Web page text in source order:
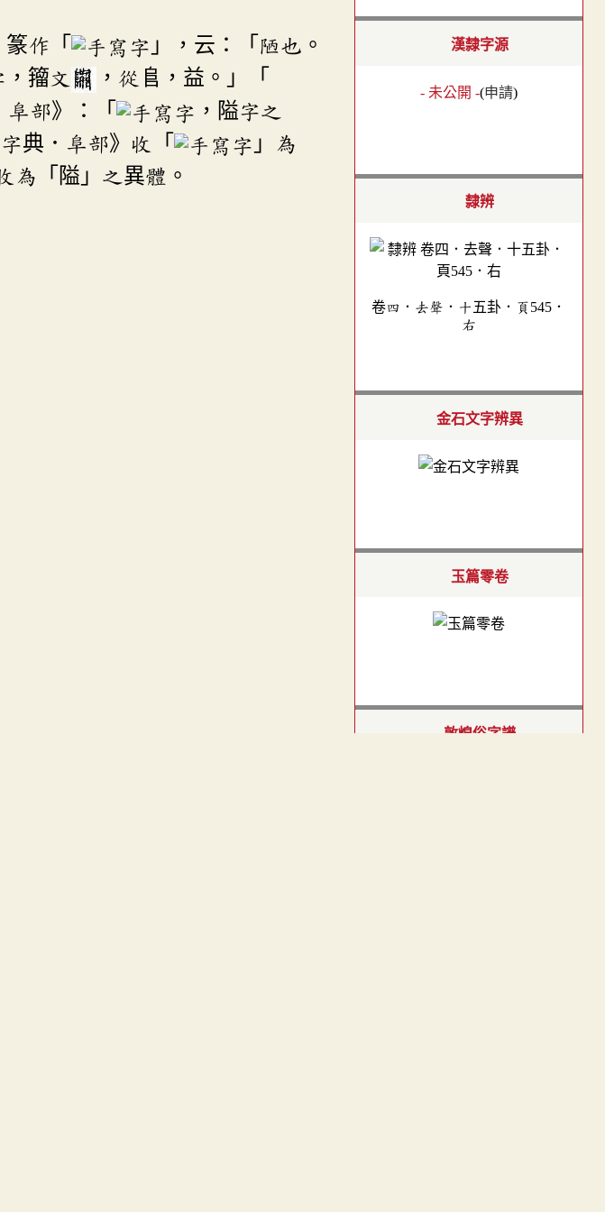
作「
」，云：「陋也。
，籀文
，從𨸏，益。」「
部》：「
，隘字之
典．阜部》收「
」為
為「隘」之異體。
漢隸字源
- 未公開 -(申請)
隸辨
卷四．去聲．十五卦．頁545．
右
金石文字辨異
玉篇零卷
敦煌俗字譜